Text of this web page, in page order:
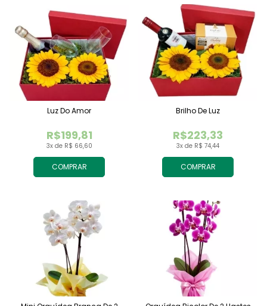
COMPRAR
3x de R$ 66,60
R$199,81
Luz Do Amor
COMPRAR
3x de R$ 74,44
R$223,33
Brilho De Luz